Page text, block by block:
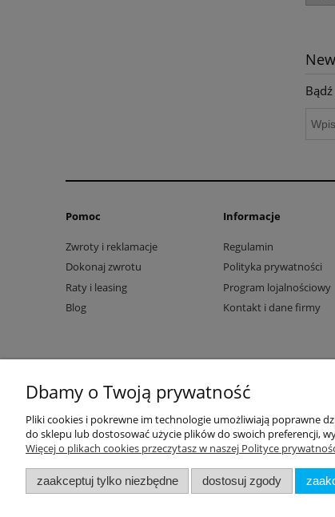
Pomoc
Zwroty i reklamacje
Dokonaj zwrotu
Raty i leasing
Blog
Informacje
Regulamin
Polityka prywatności
Program lojalnościowy
Kontakt i dane firmy
Dbamy o Twoją prywatność
Pliki cookies i pokrewne im technologie umożliwiają poprawne
do sklepu lub dostosować użycie plików do swoich preferencji,
Więcej o plikach cookies przeczytasz w naszej Polityce
zaakceptuj tylko niezbędne dostosuj zgody